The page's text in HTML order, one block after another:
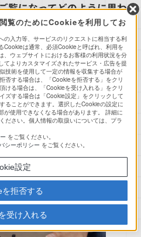
覧になってどのように思わ
生してみたのですが、これまで
べて、1枚ベールが剥がれたよ
に手前に感じられるような立体
じられるようになりました。ス
進化したこともあり、使い古さ
ませんが、プライベートシアタ
な感覚で映画鑑賞に没入できま
覧のためにCookieを利用してお
の入力等、サービスのリクエストに相当する利
Cookieは通常、必須Cookieと呼ばれ、利用を
、ウェブサイトにおけるお客様の利用状況を分
よりカスタマイズされたサービス・広告を提
技術を使用して一定の情報を収集する場合が
否する場合は、「Cookieを拒否する」をクリ
ける場合は、「Cookieを受け入れる」をクリ
ズする場合は「Cookie設定」をクリックして
ることができます。選択したCookieの設定に
が使用できなくなる場合があります。 詳細に
ださい。個人情報の取扱いについては、プラ
をご覧ください。
シーポリシー をご覧ください。
設定
拒否する
受け入れる